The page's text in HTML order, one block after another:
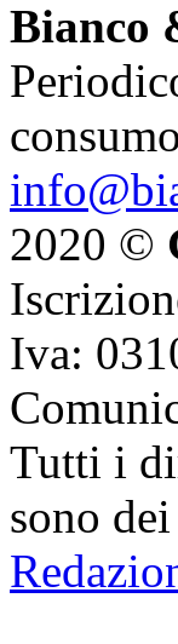
Bianco
consumo
2020 ©
Iva:
Tutti i
sono